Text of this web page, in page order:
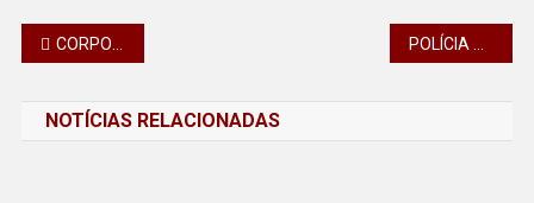
Navegação
Post
CORPO DE BOMBEIROS DO PARANÁ ALERTA PARA RISCOS E CUIDADOS NO USO DA PANELA DE PRESSÃO
NOTÍCIAS RELACIONADAS